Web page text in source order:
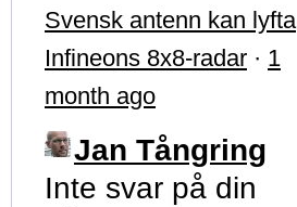
Svensk antenn kan lyfta
Infineons 8x8-radar · 1
month ago
Jan Tångring
Inte svar på din